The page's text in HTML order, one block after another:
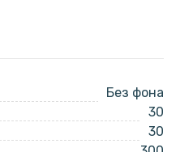
Без фона
30
30